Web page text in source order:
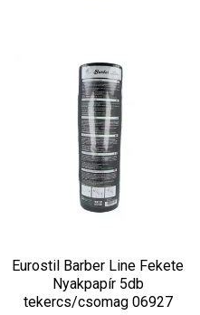
Eurostil Barber Line Fekete
Nyakpapír 5db
tekercs/csomag 06927